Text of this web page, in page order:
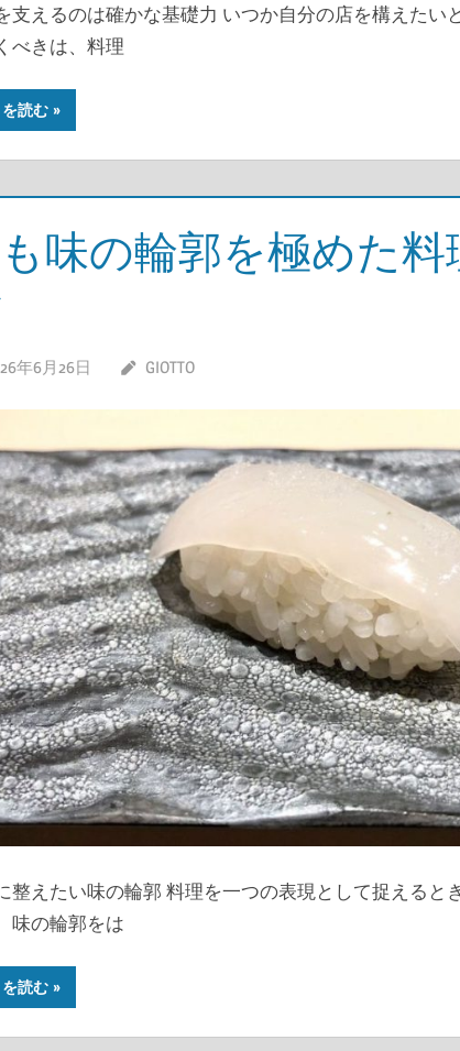
支えるのは確かな基礎力 いつか自分の店を構えたい
べきは、料理
読む
味の輪郭を極めた
年6月26日 GIOTTO
整えたい味の輪郭 料理を一つの表現として捉えると
味の輪郭をは
読む